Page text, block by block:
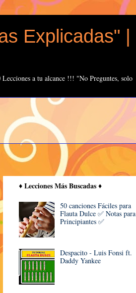
Explicadas" |
a tu alcance !!! "No Preguntes, solo
♦️ Lecciones Más Buscadas ♦️
50 canciones Fáciles para
Flauta Dulce ✅ Notas para
Principiantes ✅
Despacito - Luis Fonsi ft.
Daddy Yankee